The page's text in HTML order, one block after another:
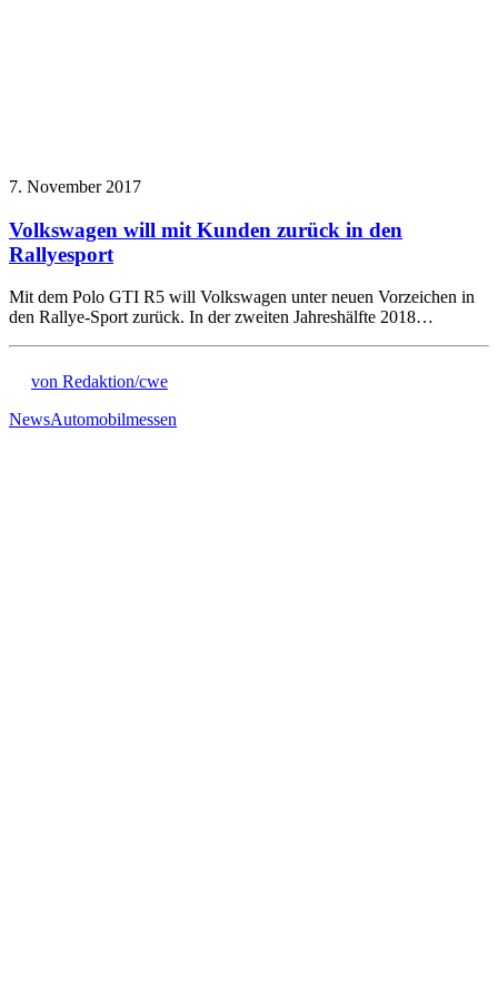
7. November 2017
Volkswagen will mit Kunden zurück in den
Rallyesport
Mit dem Polo GTI R5 will Volkswagen unter neuen Vorzeichen in
den Rallye-Sport zurück. In der zweiten Jahreshälfte 2018…
von Redaktion/cwe
NewsAutomobilmessen